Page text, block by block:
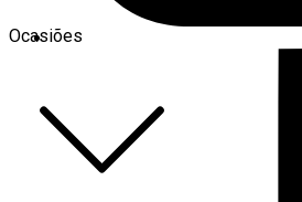
Ocasiões